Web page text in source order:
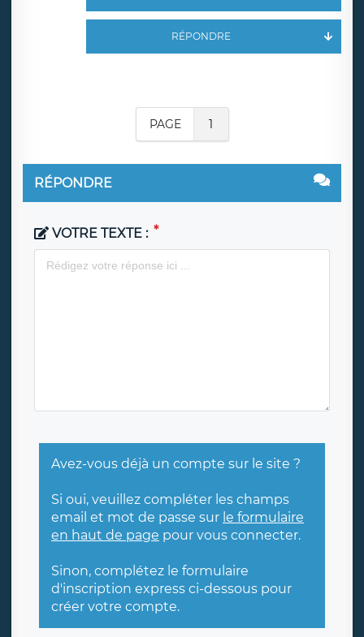
RÉPONDRE
PAGE 1
RÉPONDRE
VOTRE TEXTE :
Avez-vous déjà un compte sur le site ?
Si oui, veuillez compléter les champs
email et mot de passe sur le formulaire
en haut de page pour vous connecter.
Sinon, complétez le formulaire
d'inscription express ci-dessous pour
créer votre compte.